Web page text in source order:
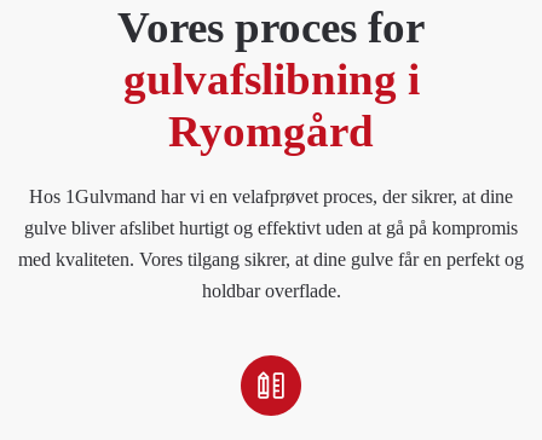
Vores proces for
gulvafslibning i
Ryomgård
Hos 1Gulvmand har vi en velafprøvet proces, der sikrer, at dine
gulve bliver afslibet hurtigt og effektivt uden at gå på kompromis
med kvaliteten. Vores tilgang sikrer, at dine gulve får en perfekt og
holdbar overflade.